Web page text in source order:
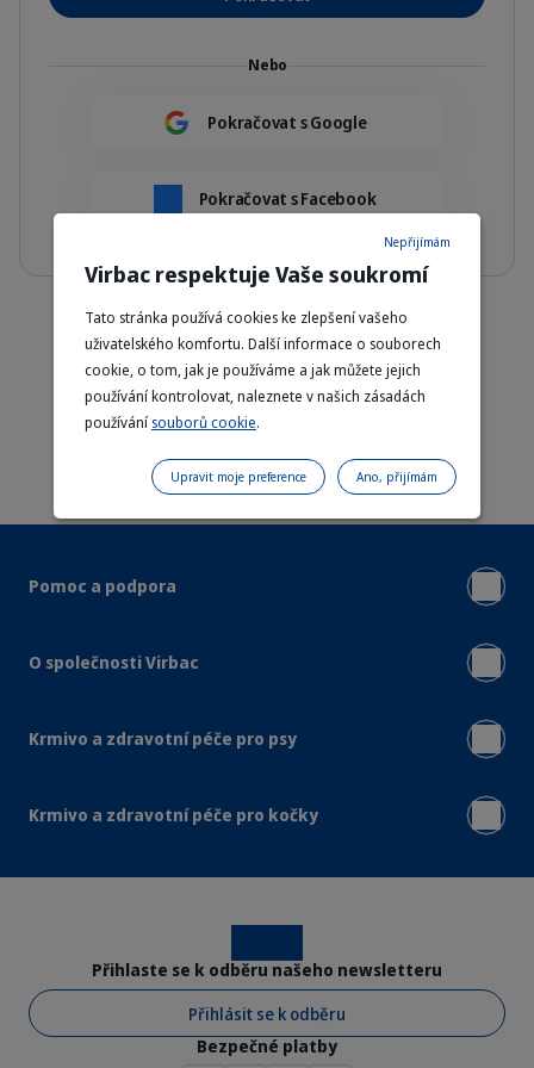
Nebo
Pokračovat s Google
Pokračovat s Facebook
Doprava zdarma u objednávek nad 799 Kč
Doručení domů do 48–72 hodin
Vyvinuto a schváleno veterináři
Pomoc a podpora
O společnosti Virbac
Krmivo a zdravotní péče pro psy
Krmivo a zdravotní péče pro kočky
Přihlaste se k odběru našeho newsletteru
Přihlásit se k odběru
Bezpečné platby
Virbac respektuje Vaše soukromí
Tato stránka používá cookies ke zlepšení vašeho
uživatelského komfortu. Další informace o souborech
cookie, o tom, jak je používáme a jak můžete jejich
používání kontrolovat, naleznete v našich zásadách
používání souborů cookie.
Nepřijímám
Ano, přijímám
Upravit moje preference